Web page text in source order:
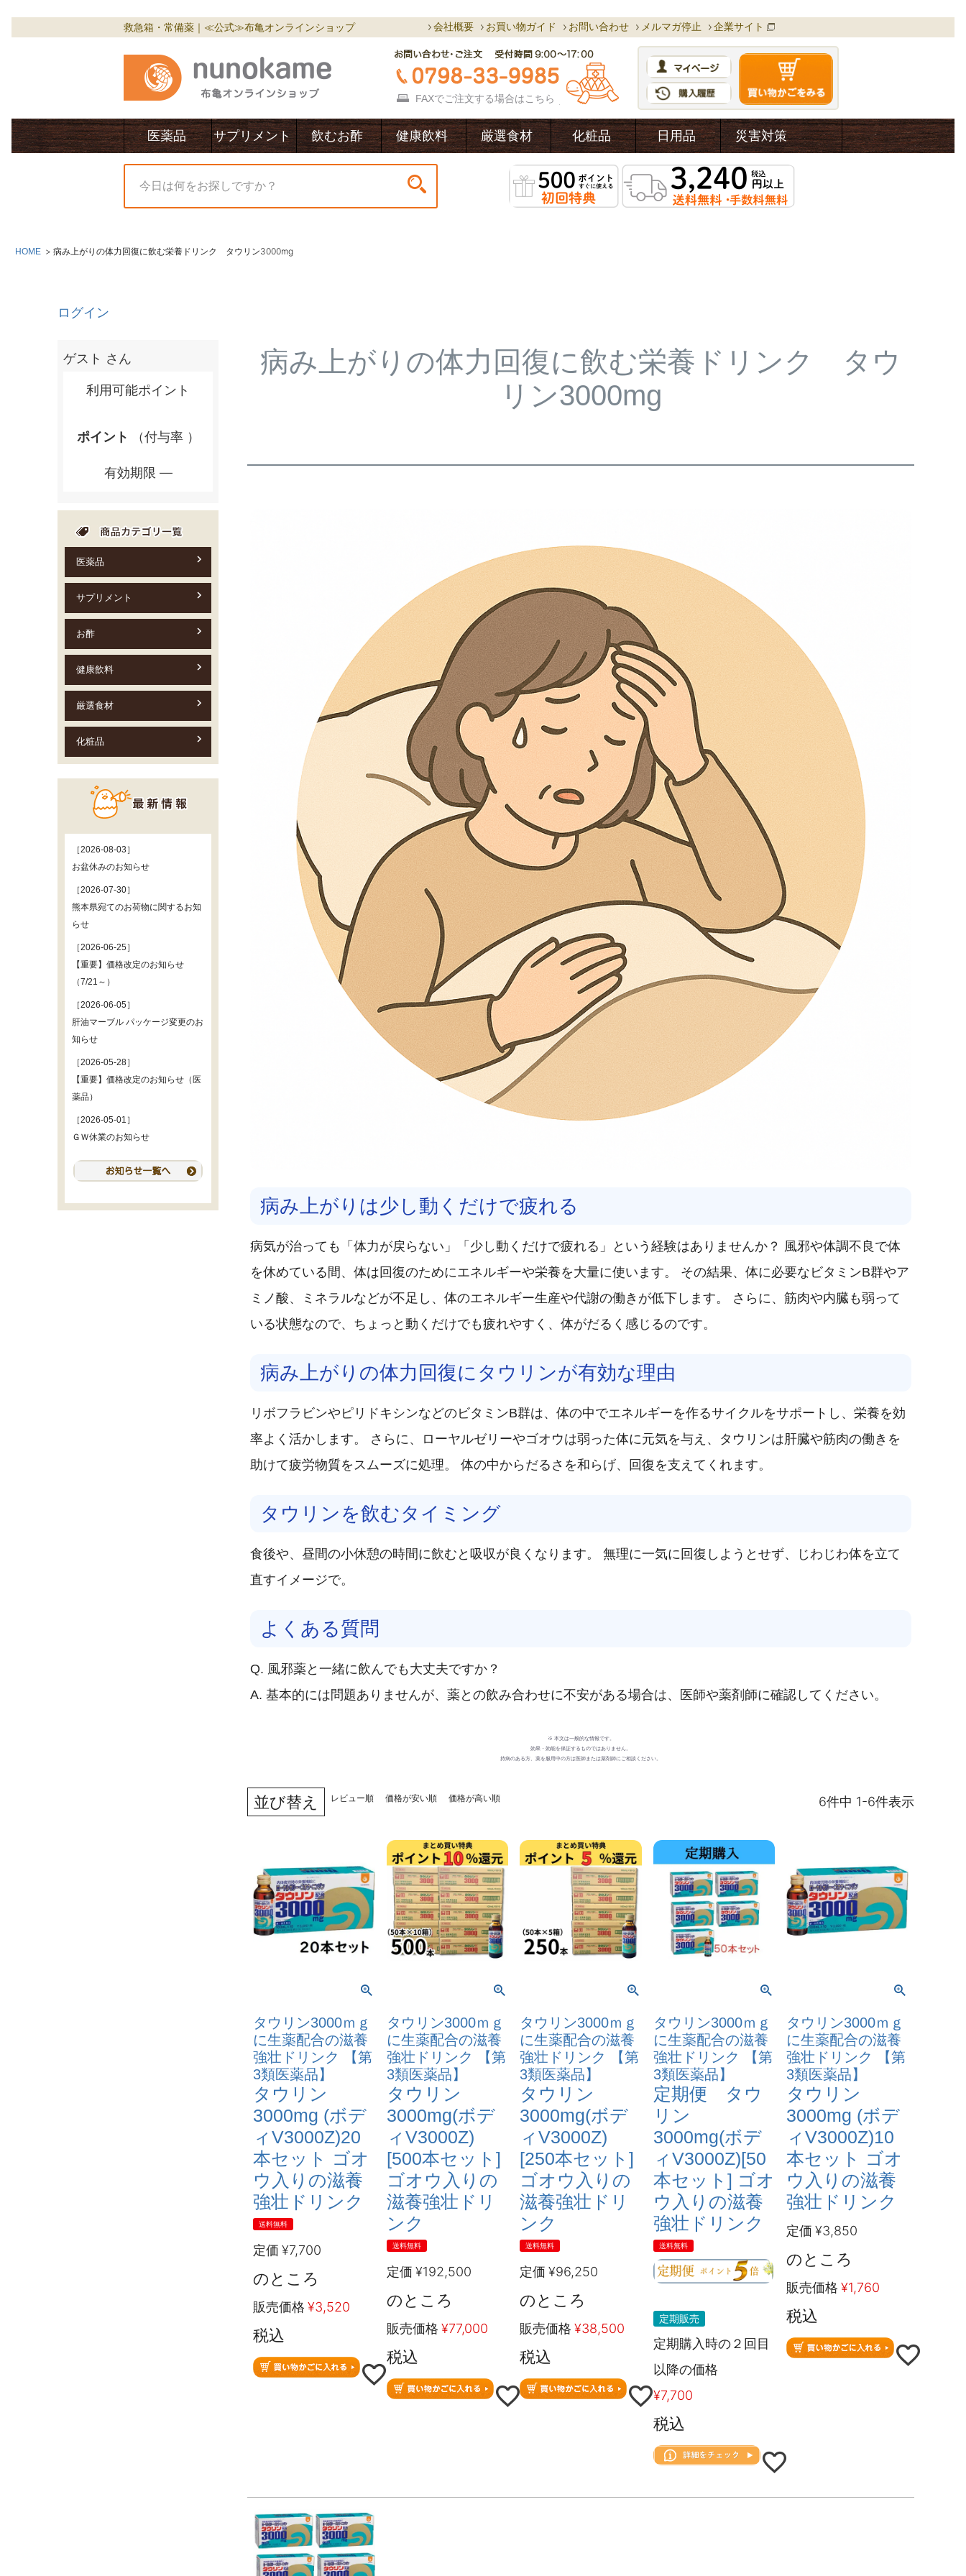
救急箱・常備薬｜≪公式≫布亀オンラインショップ 会社概要 お買い物ガイド お問い合わせ メルマガ停止 企業サイト
FAXでご注文する場合は こちら
医薬品 サプリメント 飲むお酢 健康飲料 厳選食材 化粧品 日用品 災害対策
HOME 病み上がりの体力回復に飲む栄養ドリンク タウリン3000mg
ログイン
ゲスト さん
利用可能ポイント
ポイント （付与率 ）
有効期限
医薬品
サプリメント
お酢
健康飲料
厳選食材
化粧品
［2026-08-03］
お盆休みのお知らせ
［2026-07-30］
熊本県宛てのお荷物に関するお知
らせ
［2026-06-25］
【重要】価格改定のお知らせ
（7/21～）
［2026-06-05］
肝油マーブル パッケージ変更のお
知らせ
［2026-05-28］
【重要】価格改定のお知らせ（医
薬品）
［2026-05-01］
ＧＷ休業のお知らせ
病み上がりの体力回復に飲む栄養ドリンク タウ
リン3000mg
病み上がりは少し動くだけで疲れる
病気が治っても「体力が戻らない」「少し動くだけで疲れる」という経験はありませんか？ 風邪や体調不良で体
を休めている間、体は回復のためにエネルギーや栄養を大量に使います。 その結果、体に必要なビタミンB群やア
ミノ酸、ミネラルなどが不足し、体のエネルギー生産や代謝の働きが低下します。 さらに、筋肉や内臓も弱って
いる状態なので、ちょっと動くだけでも疲れやすく、体がだるく感じるのです。
病み上がりの体力回復にタウリンが有効な理由
リボフラビンやピリドキシンなどのビタミンB群は、体の中でエネルギーを作るサイクルをサポートし、栄養を効
率よく活かします。 さらに、ローヤルゼリーやゴオウは弱った体に元気を与え、タウリンは肝臓や筋肉の働きを
助けて疲労物質をスムーズに処理。 体の中からだるさを和らげ、回復を支えてくれます。
タウリンを飲むタイミング
食後や、昼間の小休憩の時間に飲むと吸収が良くなります。 無理に一気に回復しようとせず、じわじわ体を立て
直すイメージで。
よくある質問
Q. 風邪薬と一緒に飲んでも大丈夫ですか？
A. 基本的には問題ありませんが、薬との飲み合わせに不安がある場合は、医師や薬剤師に確認してください。
※ 本文は一般的な情報です。
効果・効能を保証するものではありません。
持病のある方、薬を服用中の方は医師または薬剤師にご相談ください。
並び替え レビュー順 価格が安い順 価格が高い順 6件中 1-6件表示
タウリン3000ｍｇ
に生薬配合の滋養
強壮ドリンク 【第
3類医薬品】
タウリン
3000mg (ボデ
ィV3000Z)20
本セット ゴオ
ウ入りの滋養
強壮ドリンク
送料無料
定価 ¥7,700
のところ
販売価格 ¥3,520
税込
タウリン3000ｍｇ
に生薬配合の滋養
強壮ドリンク 【第
3類医薬品】
タウリン
3000mg(ボデ
ィV3000Z)
[500本セット]
ゴオウ入りの
滋養強壮ドリ
ンク
送料無料
定価 ¥192,500
のところ
販売価格 ¥77,000
税込
タウリン3000ｍｇ
に生薬配合の滋養
強壮ドリンク 【第
3類医薬品】
タウリン
3000mg(ボデ
ィV3000Z)
[250本セット]
ゴオウ入りの
滋養強壮ドリ
ンク
送料無料
定価 ¥96,250
のところ
販売価格 ¥38,500
税込
タウリン3000ｍｇ
に生薬配合の滋養
強壮ドリンク 【第
3類医薬品】
定期便 タウ
リン
3000mg(ボデ
ィV3000Z)[50
本セット] ゴオ
ウ入りの滋養
強壮ドリンク
送料無料
定期販売
定期購入時の２回目
以降の価格
¥7,700
税込
タウリン3000ｍｇ
に生薬配合の滋養
強壮ドリンク 【第
3類医薬品】
タウリン
3000mg (ボデ
ィV3000Z)10
本セット ゴオ
ウ入りの滋養
強壮ドリンク
定価 ¥3,850
のところ
販売価格 ¥1,760
税込